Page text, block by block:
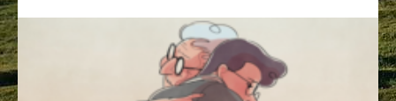
MUSIQUE DES ANTIPODES